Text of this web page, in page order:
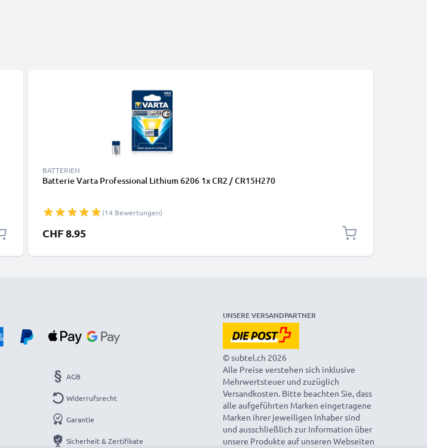
BATTERIEN
Batterie Varta Professional Lithium 6206 1x CR2 / CR15H270
(14 Bewertungen)
CHF 8.95
AGB
Widerrufsrecht
Garantie
Sicherheit & Zertifikate
UNSERE VERSANDPARTNER
© subtel.ch 2026
Alle Preise verstehen sich inklusive
Mehrwertsteuer und zuzüglich
Versandkosten. Bitte beachten Sie, dass
alle aufgeführten Marken eingetragene
Marken ihrer jeweiligen Inhaber sind
und ausschließlich zur Information über
unsere Produkte auf unseren Webseiten